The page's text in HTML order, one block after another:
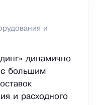
и
динамично
с большим
и расходного